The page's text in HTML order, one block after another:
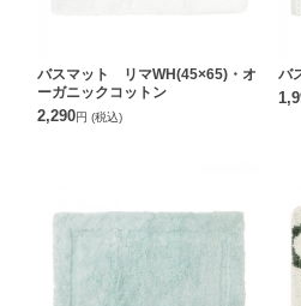
バスマット リマWH(45×65)・オ
ーガニックコットン
2,290円 (税込)
バ